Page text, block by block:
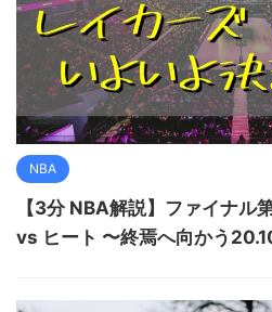
NBA
【3分 NBA解説】ファイナ
vs ヒート 〜終焉へ向かう